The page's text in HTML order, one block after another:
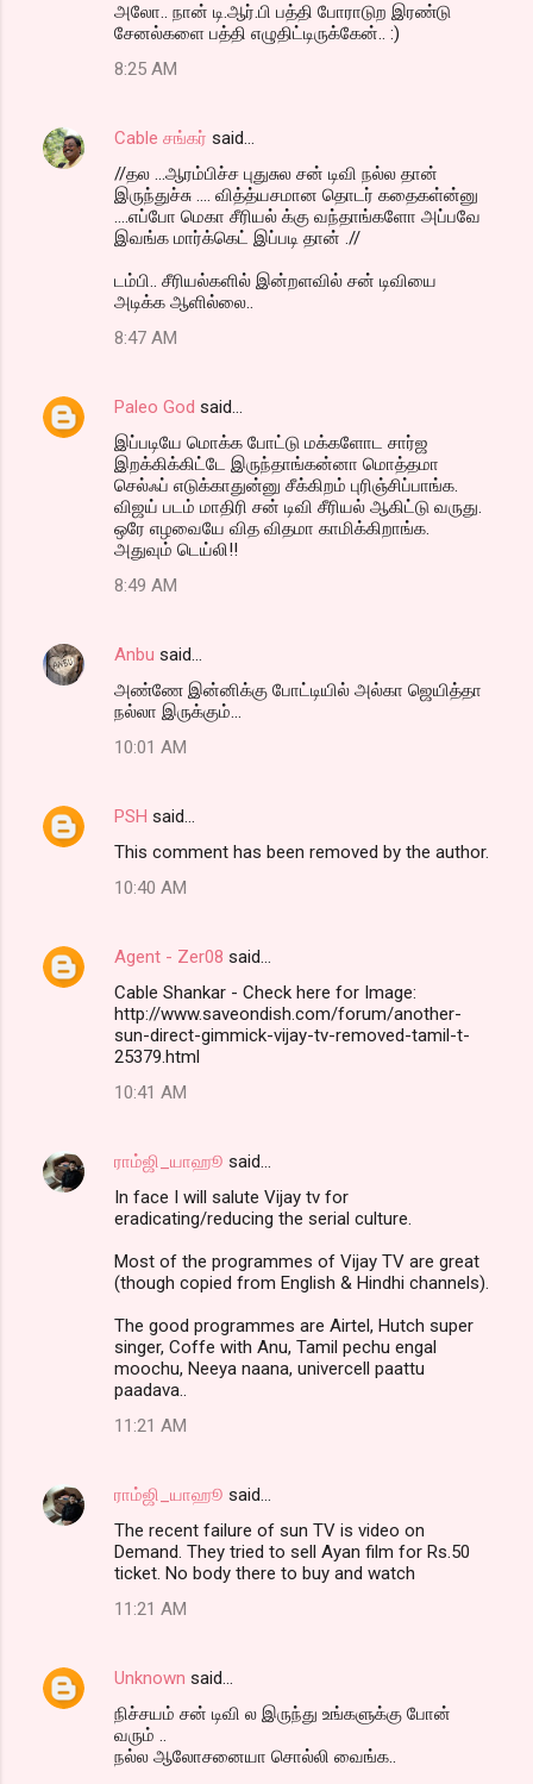
அலோ.. நான் டி.ஆர்.பி பத்தி போராடுற இரண்டு
சேனல்களை பத்தி எழுதிட்டிருக்கேன்.. :)
8:25 AM
Cable சங்கர் said…
//தல ...ஆரம்பிச்ச புதுசுல சன் டிவி நல்ல தான்
இருந்துச்சு .... வித்த்யசமான தொடர் கதைகள்ன்னு
....எப்போ மெகா சீரியல் க்கு வந்தாங்களோ அப்பவே
இவங்க மார்க்கெட் இப்படி தான் .//
டம்பி.. சீரியல்களில் இன்றளவில் சன் டிவியை
அடிக்க ஆளில்லை..
8:47 AM
Paleo God said…
இப்படியே மொக்க போட்டு மக்களோட சார்ஜ
இறக்கிக்கிட்டே இருந்தாங்கன்னா மொத்தமா
செல்ஃப் எடுக்காதுன்னு சீக்கிறம் புரிஞ்சிப்பாங்க.
விஜய் படம் மாதிரி சன் டிவி சீரியல் ஆகிட்டு வருது.
ஒரே எழவையே வித விதமா காமிக்கிறாங்க.
அதுவும் டெய்லி!!
8:49 AM
Anbu said…
அண்ணே இன்னிக்கு போட்டியில் அல்கா ஜெயித்தா
நல்லா இருக்கும்...
10:01 AM
PSH said…
This comment has been removed by the author.
10:40 AM
Agent - Zer08 said…
Cable Shankar - Check here for Image:
http://www.saveondish.com/forum/another-
sun-direct-gimmick-vijay-tv-removed-tamil-t-
25379.html
10:41 AM
ராம்ஜி_யாஹூ said…
In face I will salute Vijay tv for
eradicating/reducing the serial culture.
Most of the programmes of Vijay TV are great
(though copied from English & Hindhi channels).
The good programmes are Airtel, Hutch super
singer, Coffe with Anu, Tamil pechu engal
moochu, Neeya naana, univercell paattu
paadava..
11:21 AM
ராம்ஜி_யாஹூ said…
The recent failure of sun TV is video on
Demand. They tried to sell Ayan film for Rs.50
ticket. No body there to buy and watch
11:21 AM
Unknown said…
நிச்சயம் சன் டிவி ல இருந்து உங்களுக்கு போன்
வரும் ..
நல்ல ஆலோசனையா சொல்லி வைங்க..